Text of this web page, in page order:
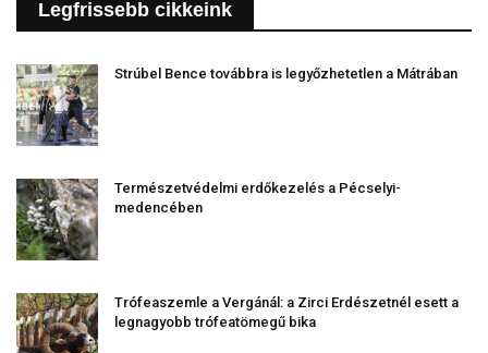
Legfrissebb cikkeink
Strúbel Bence továbbra is legyőzhetetlen a Mátrában
Természetvédelmi erdőkezelés a Pécselyi-
medencében
Trófeaszemle a Vergánál: a Zirci Erdészetnél esett a
legnagyobb trófeatömegű bika